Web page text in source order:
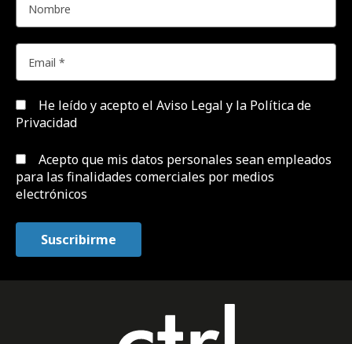
He leído y acepto el Aviso Legal y la Política de
Privacidad
Acepto que mis datos personales sean empleados
para las finalidades comerciales por medios
electrónicos